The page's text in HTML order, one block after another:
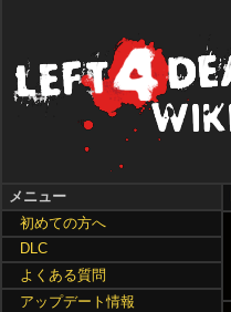
メニュー
初めての方へ
DLC
よくある質問
アップデート情報